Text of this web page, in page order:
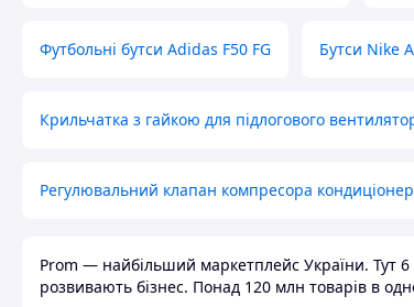
Футбольні бутси Adidas F50 FG Бутси Nike
Крильчатка з гайкою для підлогового
Регулювальний клапан компресора
Prom — найбільший маркетплейс України. Тут 6
розвивають бізнес. Понад 120 млн товарів в